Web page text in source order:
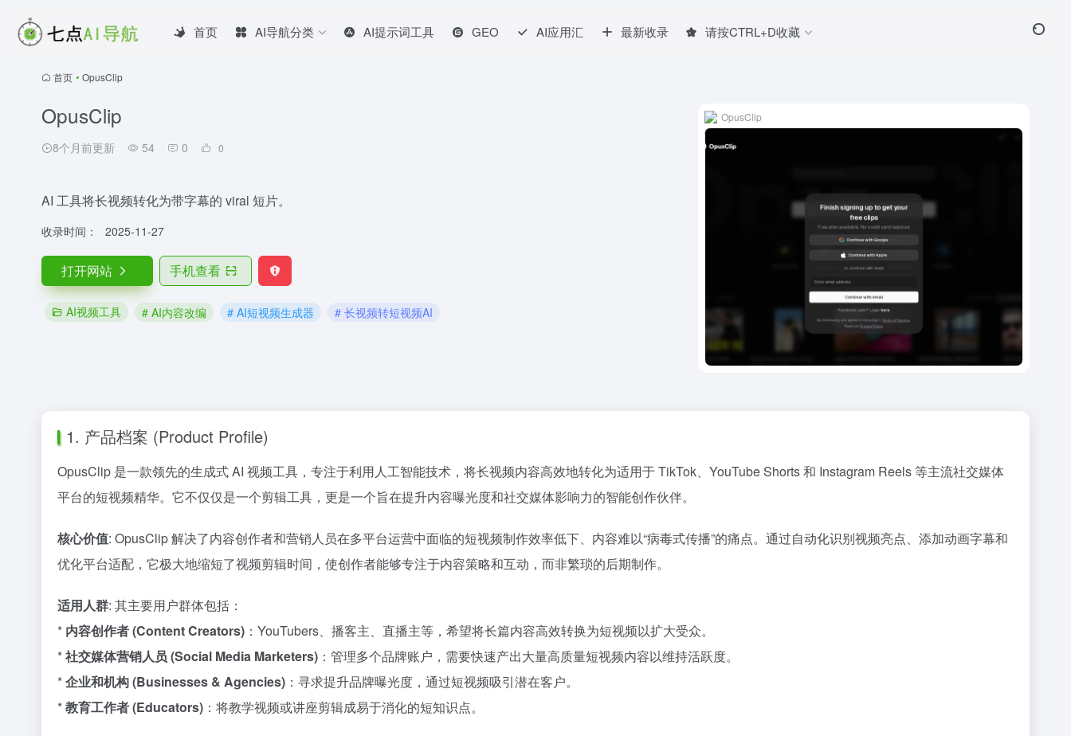
首页 AI导航分类 AI提示词工具 GEO AI应用汇 最新收录 请按CTRL+D收藏
首页 • OpusClip
OpusClip
8个月前更新 54 0 0
AI 工具将长视频转化为带字幕的 viral 短片。
收录时间： 2025-11-27
打开网站 手机查看
AI视频工具 # AI内容改编 # AI短视频生成器 # 长视频转短视频AI
OpusClip
1. 产品档案 (Product Profile)
OpusClip 是一款领先的生成式 AI 视频工具，专注于利用人工智能技术，将长视频内容高效地转化为适用于 TikTok、YouTube Shorts 和 Instagram Reels 等主流社交媒体
平台的短视频精华。它不仅仅是一个剪辑工具，更是一个旨在提升内容曝光度和社交媒体影响力的智能创作伙伴。
核心价值: OpusClip 解决了内容创作者和营销人员在多平台运营中面临的短视频制作效率低下、内容难以“病毒式传播”的痛点。通过自动化识别视频亮点、添加动画字幕和
优化平台适配，它极大地缩短了视频剪辑时间，使创作者能够专注于内容策略和互动，而非繁琐的后期制作。
适用人群: 其主要用户群体包括：
* 内容创作者 (Content Creators) ：YouTubers、播客主、直播主等，希望将长篇内容高效转换为短视频以扩大受众。
*社交媒体营销人员 (Social Media Marketers) ：管理多个品牌账户，需要快速产出大量高质量短视频内容以维持活跃度。
*企业和机构 (Businesses & Agencies) ：寻求提升品牌曝光度，通过短视频吸引潜在客户。
*教育工作者 (Educators) ：将教学视频或讲座剪辑成易于消化的短知识点。